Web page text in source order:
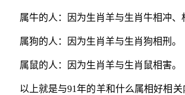
属牛的人：因为生肖羊与生肖牛相冲、
属狗的人：因为生肖羊与生肖狗相刑。
属鼠的人：因为生肖羊与生肖鼠相害。
以上就是与91年的羊和什么属相好相